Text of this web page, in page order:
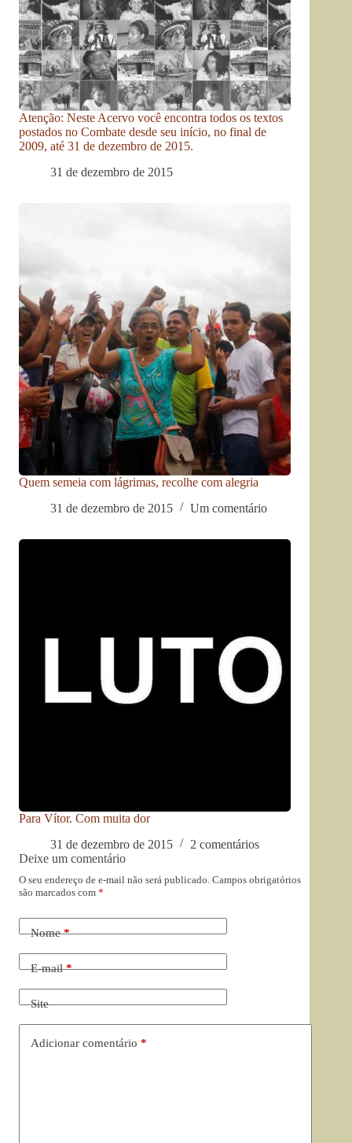
Atenção: Neste Acervo você encontra todos os textos
postados no Combate desde seu início, no final de
2009, até 31 de dezembro de 2015.
31 de dezembro de 2015
Quem semeia com lágrimas, recolhe com alegria
31 de dezembro de 2015
Um comentário
Para Vítor. Com muita dor
31 de dezembro de 2015
2 comentários
Deixe um comentário
O seu endereço de e-mail não será publicado. Campos obrigatórios
são marcados com *
Nome*
E-mail*
Site
Adicionar comentário *